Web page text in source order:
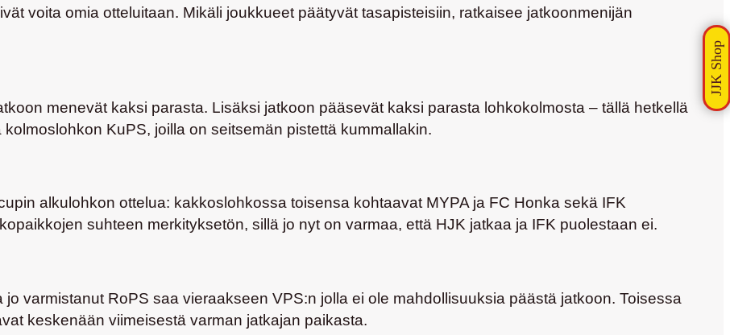
voita omia otteluitaan. Mikäli joukkueet päätyvät tasapisteisiin, ratkaisee jatkoonmenijän
menevät kaksi parasta. Lisäksi jatkoon pääsevät kaksi parasta lohkokolmosta – tällä hetkellä
KuPS, joilla on seitsemän pistettä kummallakin.
alkulohkon ottelua: kakkoslohkossa toisensa kohtaavat MYPA ja FC Honka sekä IFK
suhteen merkityksetön, sillä jo nyt on varmaa, että HJK jatkaa ja IFK puolestaan ei.
varmistanut RoPS saa vieraakseen VPS:n jolla ei ole mahdollisuuksia päästä jatkoon. Toisessa
keskenään viimeisestä varman jatkajan paikasta.